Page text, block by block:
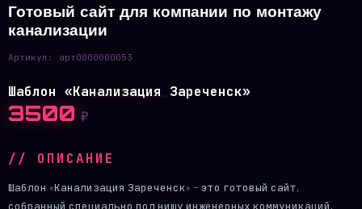
Готовый сайт для компании по монтажу
канализации
Артикул: арт0000000053
Шаблон «Канализация Зареченск»
3500 ₽
// ОПИСАНИЕ
Шаблон «Канализация Зареченск» — это готовый сайт,